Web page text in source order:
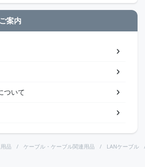
案内
ついて
品 ケーブル・ケーブル関連用品 LANケーブル